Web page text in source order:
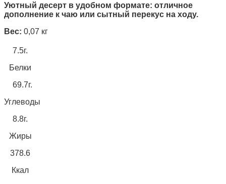
Уютный десерт в удобном формате: отличное
дополнение к чаю или сытный перекус на ходу.
Вес: 0,07 кг
7.5г.
Белки
69.7г.
Углеводы
8.8г.
Жиры
378.6
Ккал